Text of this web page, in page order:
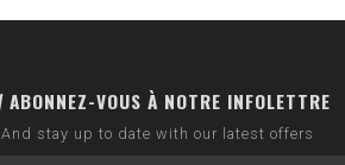
ABONNEZ-VOUS À NOTRE INFOLETTRE
And stay up to date with our latest offers